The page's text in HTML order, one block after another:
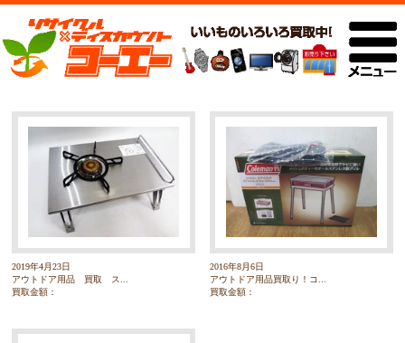
2019年4月23日
アウトドア用品 買取 ス...
買取金額：
2016年8月6日
アウトドア用品買取り！コ...
買取金額：